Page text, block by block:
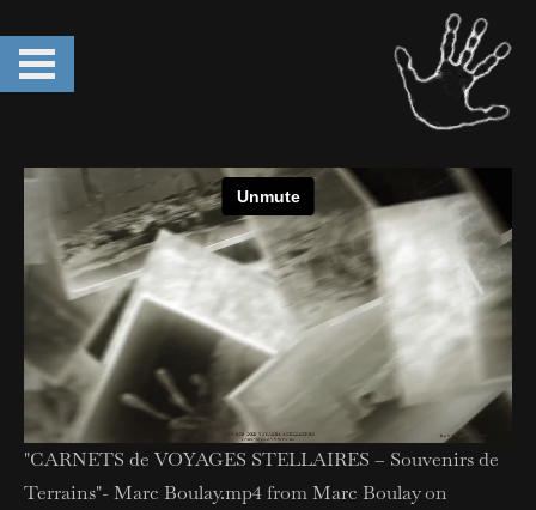
"CARNETS de VOYAGES STELLAIRES – Souvenirs de
Terrains"- Marc Boulay.mp4fromMarc Boulayon